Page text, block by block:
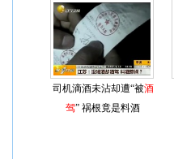
司机滴酒未沾却遭“被酒
驾” 祸根竟是料酒